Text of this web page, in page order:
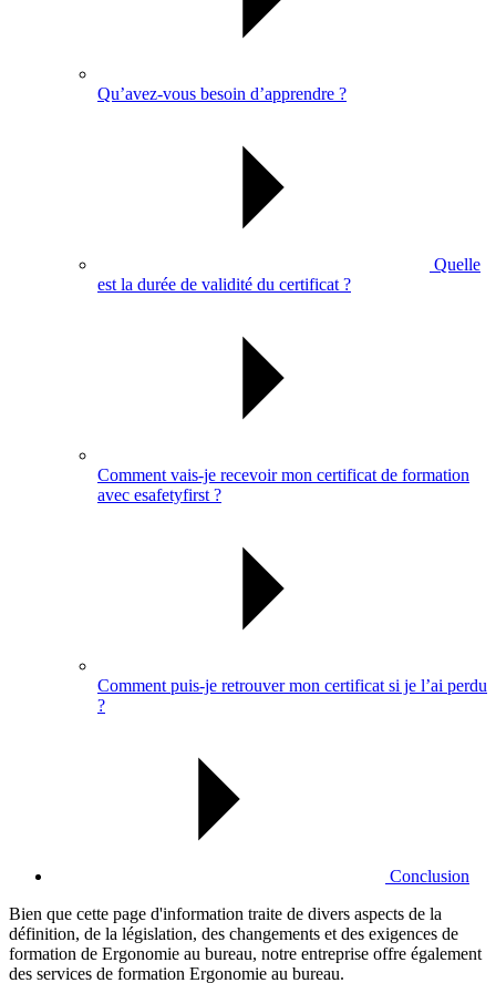
Qu’avez-vous besoin d’apprendre ?
Quelle
est la durée de validité du certificat ?
Comment vais-je recevoir mon certificat de formation
avec esafetyfirst ?
Comment puis-je retrouver mon certificat si je l’ai perdu
?
Conclusion
Bien que cette page d'information traite de divers aspects de la
définition, de la législation, des changements et des exigences de
formation de Ergonomie au bureau, notre entreprise offre également
des services de formation Ergonomie au bureau.